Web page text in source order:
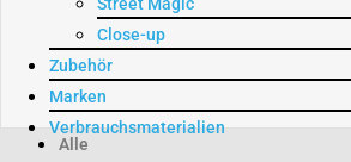
Street Magic
Close-up
Zubehör
Marken
Verbrauchsmaterialien
Alle